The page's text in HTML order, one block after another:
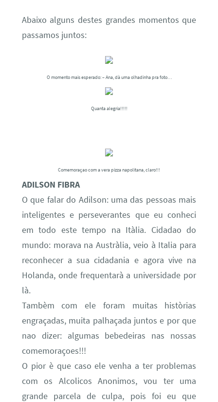
Abaixo alguns destes grandes momentos que
passamos juntos:
O momento mais esperado: – Ana, dà uma olhadinha pra foto…
Quanta alegria!!!!!
Comemoraçao com a vera pizza napolitana, claro!!!
ADILSON FIBRA
O que falar do Adilson: uma das pessoas mais
inteligentes e perseverantes que eu conheci
em todo este tempo na Itàlia. Cidadao do
mundo: morava na Austràlia, veio à Italia para
reconhecer a sua cidadania e agora vive na
Holanda, onde frequentarà a universidade por
là.
Tambèm com ele foram muitas històrias
engraçadas, muita palhaçada juntos e por que
nao dizer: algumas bebedeiras nas nossas
comemoraçoes!!!
O pior è que caso ele venha a ter problemas
com os Alcolicos Anonimos, vou ter uma
grande parcela de culpa, pois foi eu que